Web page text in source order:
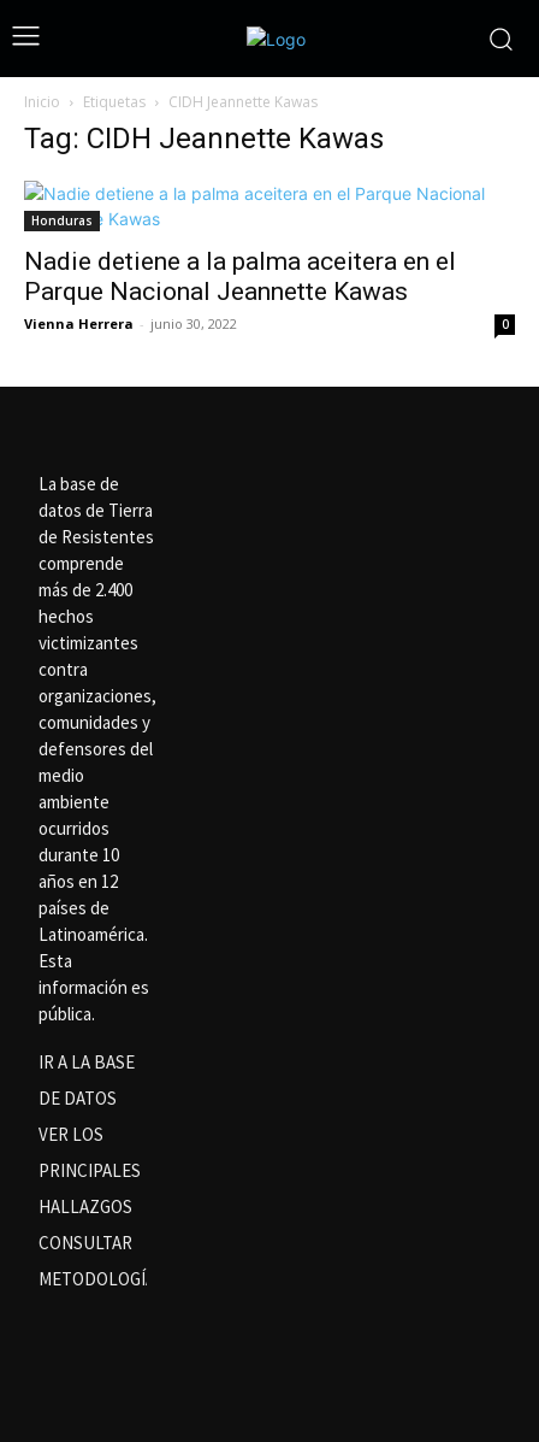
Inicio Etiquetas CIDH Jeannette Kawas
Tag: CIDH Jeannette Kawas
Honduras
Nadie detiene a la palma aceitera en el
Parque Nacional Jeannette Kawas
Vienna Herrera - junio 30, 2022 0
La base de
datos de Tierra
de Resistentes
comprende
más de 2.400
hechos
victimizantes
contra
organizaciones,
comunidades y
defensores del
medio
ambiente
ocurridos
durante 10
años en 12
países de
Latinoamérica.
Esta
información es
pública.
IR A LA BASE
DE DATOS
VER LOS
PRINCIPALES
HALLAZGOS
CONSULTAR
METODOLOGÍA